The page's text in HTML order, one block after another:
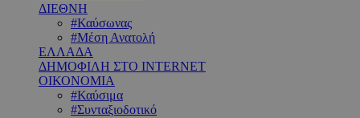
ΔΙΕΘΝΗ
#Καύσωνας
#Μέση Ανατολή
ΕΛΛΑΔΑ
ΔΗΜΟΦΙΛΗ ΣΤΟ INTERNET
ΟΙΚΟΝΟΜΙΑ
#Καύσιμα
#Συνταξιοδοτικό